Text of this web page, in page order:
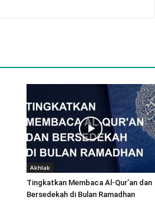
Akhlak
Tingkatkan Membaca Al-Qur’an dan
Bersedekah di Bulan Ramadhan